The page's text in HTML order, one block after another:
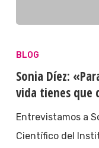
BLOG
Sonia Díez:
vida tienes que
Entrevistamos a
Científico del